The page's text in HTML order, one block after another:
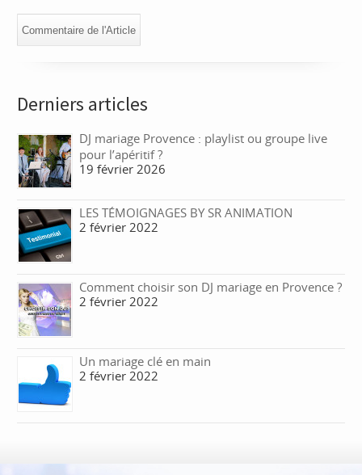
Derniers articles
DJ mariage Provence : playlist ou groupe live
pour l’apéritif ?
19 février 2026
LES TÉMOIGNAGES BY SR ANIMATION
2 février 2022
Comment choisir son DJ mariage en Provence ?
2 février 2022
Un mariage clé en main
2 février 2022